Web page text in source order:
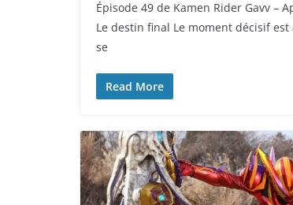
Épisode 49 de Kamen Rider Gavv –
Le destin final Le moment décisif est
se
Read More